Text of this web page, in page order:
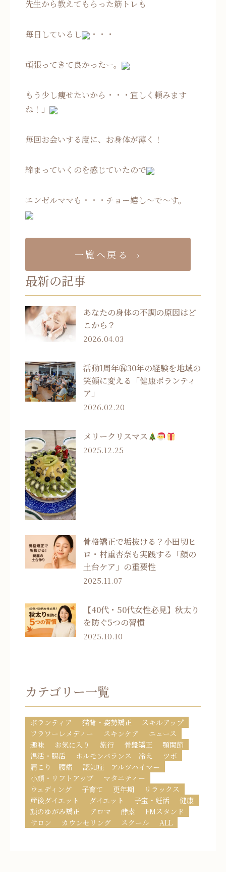
先生から教えてもらった筋トレも
毎日しているし ・・・
頑張ってきて良かったー。
もう少し痩せたいから・・・宜しく頼みます
ね！」
毎回お会いする度に、お身体が薄く！
締まっていくのを感じていたので
エンゼルママも・・・チョー嬉し～で～す。
一覧へ戻る
最新の記事
あなたの身体の不調の原因はど
こから？
2026.04.03
活動1周年㊗30年の経験を地域の
笑顔に変える「健康ボランティ
ア」
2026.02.20
メリークリスマス
2025.12.25
骨格矯正で垢抜ける？小田切ヒ
ロ・村重杏奈も実践する「顔の
土台ケア」の重要性
2025.11.07
【40代・50代女性必見】秋太り
を防ぐ5つの習慣
2025.10.10
カテゴリー一覧
ボランティア 猫背・姿勢矯正
スキルアップ
フラワーレメディー
スキンケア
ニュース
趣味
お気に入り 旅行 骨盤矯正
顎関節
温活・腸活
ホルモンバランス 冷え
ツボ
肩こり 腰痛
認知症 アルツハイマー
小顔・リフトアップ
マタニティー
ウェディング
子育て 更年期
リラックス
産後ダイエット
ダイエット 子宝・妊活
健康
顔のゆがみ矯正
アロマ 酵素
FMスタンド
サロン
カウンセリング スクール ALL